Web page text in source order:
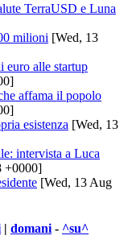
TerraUSD e Luna
milioni [Wed, 13
euro alle startup
affama il popolo
esistenza [Wed, 13
intervista a Luca
+0000]
[Wed, 13 Aug
| domani - ^su^